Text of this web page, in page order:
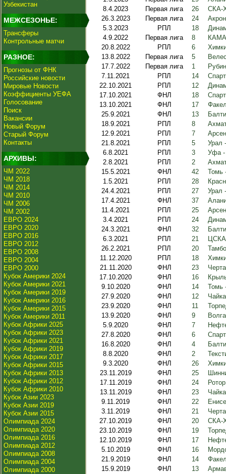
Узбекистан
МЕЖСЕЗОНЬЕ:
Трансферы
Контрольные матчи
РАЗНОЕ:
Прогнозы от ФНК
Российские новости
Мировые Новости
Коэффициенты УЕФА
Голосование
Поиск
Вакансии
Новый Форум
Старый Форум
Контакты
АРХИВЫ:
ЧМ 2022
ЧМ 2018
ЧМ 2014
ЧМ 2010
ЧМ 2006
ЧМ 2002
ЕВРО 2024
ЕВРО 2020
ЕВРО 2016
ЕВРО 2012
ЕВРО 2008
ЕВРО 2004
ЕВРО 2000
Кубок Америки 2024
Кубок Америки 2021
Кубок Америки 2019
Кубок Америки 2016
Кубок Америки 2015
Кубок Америки 2011
Кубок Африки 2025
Кубок Африки 2023
Кубок Африки 2021
Кубок Африки 2019
Кубок Африки 2017
Кубок Африки 2015
Кубок Африки 2013
Кубок Африки 2012
Кубок Африки 2010
Кубок Азии 2023
Кубок Азии 2019
Кубок Азии 2015
Олимпиада 2024
Олимпиада 2020
Олимпиада 2016
Олимпиада 2012
Олимпиада 2008
Олимпиада 2004
Олимпиада 2000
8.4.2023
Первая лига 26
СКА-
26.3.2023
Первая лига 24
5.3.2023
РПЛ 18
4.9.2022
Первая лига 8
20.8.2022
РПЛ 6
13.8.2022
Первая лига 5
17.7.2022
Первая лига 1
7.11.2021
РПЛ 14
22.10.2021
РПЛ 12
17.10.2021
ФНЛ 18
13.10.2021
ФНЛ 17
25.9.2021
ФНЛ 13
18.9.2021
РПЛ 8
12.9.2021
РПЛ 7
21.8.2021
РПЛ 5
Урал
6.8.2021
РПЛ 3
Уфа -
2.8.2021
РПЛ 2
15.5.2021
ФНЛ 42
Томь
1.5.2021
РПЛ 28
24.4.2021
РПЛ 27
Урал
17.4.2021
ФНЛ 37
11.4.2021
РПЛ 25
3.4.2021
РПЛ 24
24.3.2021
ФНЛ 32
6.3.2021
РПЛ 21
26.2.2021
РПЛ 20
11.12.2020
РПЛ 18
21.11.2020
ФНЛ 23
17.10.2020
ФНЛ 16
9.10.2020
ФНЛ 14
Томь
27.9.2020
ФНЛ 12
23.9.2020
ФНЛ 11
13.9.2020
ФНЛ 9
5.9.2020
ФНЛ 7
27.8.2020
ФНЛ 6
16.8.2020
ФНЛ 4
8.8.2020
ФНЛ 2
9.3.2020
ФНЛ 26
23.11.2019
ФНЛ 25
17.11.2019
ФНЛ 24
13.11.2019
ФНЛ 23
9.11.2019
ФНЛ 22
3.11.2019
ФНЛ 21
27.10.2019
ФНЛ 20
СКА-
23.10.2019
ФНЛ 19
12.10.2019
ФНЛ 17
5.10.2019
ФНЛ 16
21.9.2019
ФНЛ 14
15.9.2019
ФНЛ 13